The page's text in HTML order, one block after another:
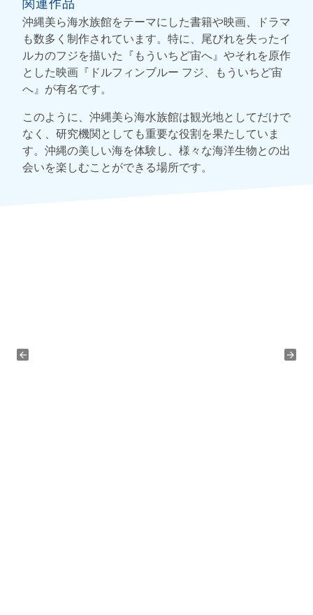
沖縄美ら海水族館をテーマにした書籍や映画、ドラマ
も数多く制作されています。特に、尾びれを失ったイ
ルカのフジを描いた『もういちど宙へ』やそれを原作
とした映画『ドルフィンブルー フジ、もういちど宙
へ』が有名です。
このように、沖縄美ら海水族館は観光地としてだけで
なく、研究機関としても重要な役割を果たしていま
す。沖縄の美しい海を体験し、様々な海洋生物との出
会いを楽しむことができる場所です。